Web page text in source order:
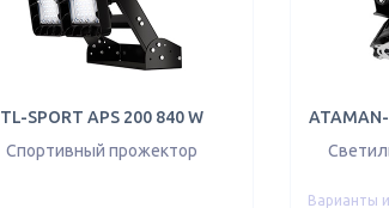
TL-SPORT APS 200 840 W
Спортивный прожектор
ATAMAN-
Варианты